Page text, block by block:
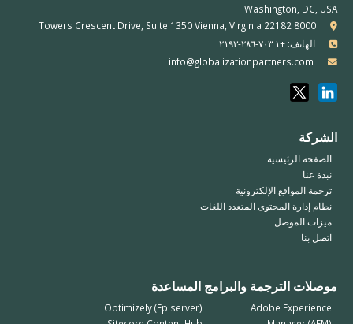
Washington, DC, USA
8000 Towers Crescent Drive, Suite 1350 Vienna, Virginia 22182
الهاتف: +١ ٧٠٣-٢٨٦-٢١٩٣
info@globalizationpartners.com
الشركة
الصفحة الرئيسية
نبذة عنا
ترجمة المواقع الإلكترونية
نظام إدارة المحتوى المتعدد اللغات
ميزات الموصل
اتصل بنا
موصلات الترجمة والبرامج المساعدة
Adobe Experience
Optimizely (Episerver)